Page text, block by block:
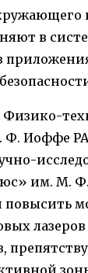
в
Ф. Иоффе
им. М. Ф.
повысить